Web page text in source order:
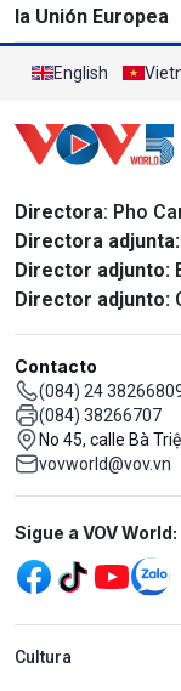
la Unión Europea
English
Directora: Pho
Directora adjunta:
Director adjunto:
Director adjunto:
Contacto
(084) 24
(084) 38266707
No 45, calle Bà
vovworld@vov.vn
Mạng xã hội
Sigue a VOV World:
menu
Cultura